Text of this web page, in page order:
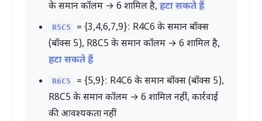
के समान कॉलम → 6 शामिल है, हटा सकते हैं
R5C5
= {3,4,6,7,9}: R4C6 के समान बॉक्स
(बॉक्स 5), R8C5 के समान कॉलम → 6 शामिल है,
हटा सकते हैं
R6C5
= {5,9}: R4C6 के समान बॉक्स (बॉक्स 5),
R8C5 के समान कॉलम → 6 शामिल नहीं, कार्रवाई
की आवश्यकता नहीं